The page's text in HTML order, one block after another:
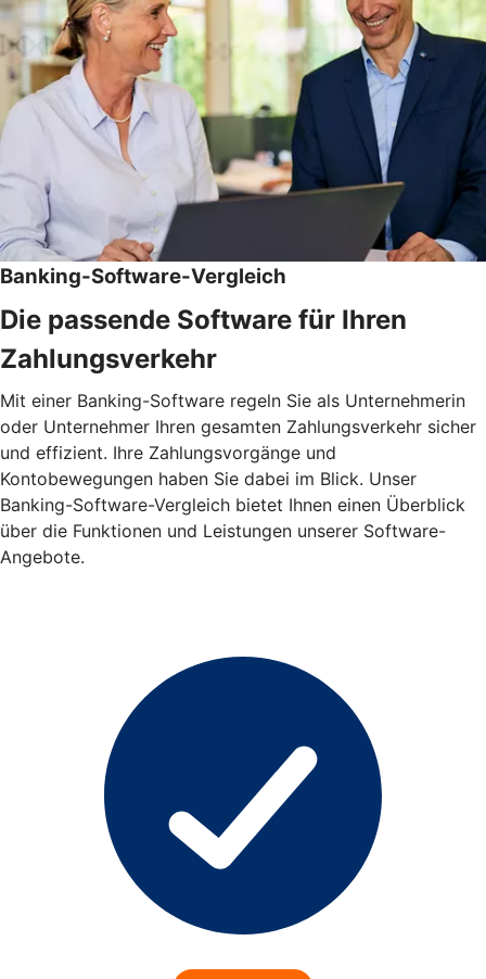
Banking-Software-Vergleich
Die passende Software für Ihren
Zahlungsverkehr
Mit einer Banking-Software regeln Sie als Unternehmerin
oder Unternehmer Ihren gesamten Zahlungsverkehr sicher
und effizient. Ihre Zahlungsvorgänge und
Kontobewegungen haben Sie dabei im Blick. Unser
Banking-Software-Vergleich bietet Ihnen einen Überblick
über die Funktionen und Leistungen unserer Software-
Angebote.